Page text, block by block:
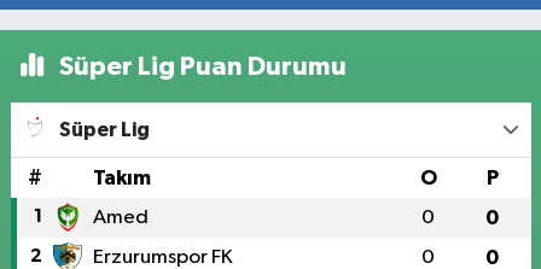
Süper Lig Puan Durumu
Süper Lig
# Takım O P
1 Amed 0 0
2 Erzurumspor FK 0 0